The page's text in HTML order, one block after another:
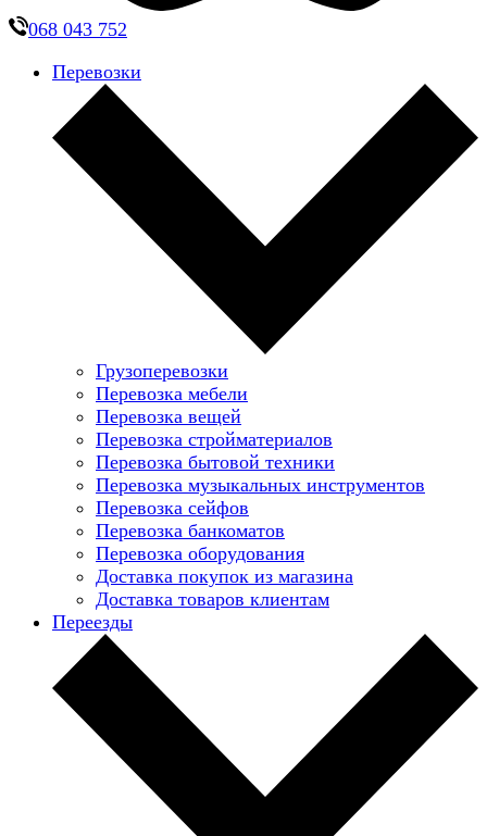
068 043 752
Перевозки
Грузоперевозки
Перевозка мебели
Перевозка вещей
Перевозка стройматериалов
Перевозка бытовой техники
Перевозка музыкальных инструментов
Перевозка сейфов
Перевозка банкоматов
Перевозка оборудования
Доставка покупок из магазина
Доставка товаров клиентам
Переезды